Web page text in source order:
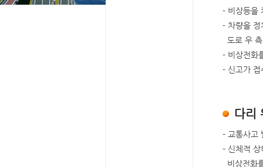
- 비상등을
- 차량을 정
도로 우
- 비상전화
- 신고가 접
다리
- 교통사고
- 신체적 상
비상전화